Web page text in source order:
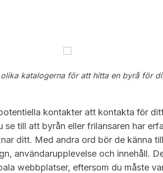
katalogerna för att hitta en byrå för
kontakter att kontakta för
till att byrån eller frilansaren har
ditt. Med andra ord bör de känna
användarupplevelse och innehåll.
webbplatser, eftersom du måste